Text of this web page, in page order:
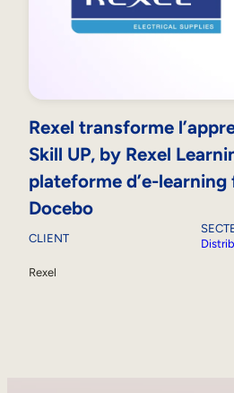
Rexel transforme
Skill UP, by Rexel
plateforme d’e-
Docebo
CLIENT
Rexel